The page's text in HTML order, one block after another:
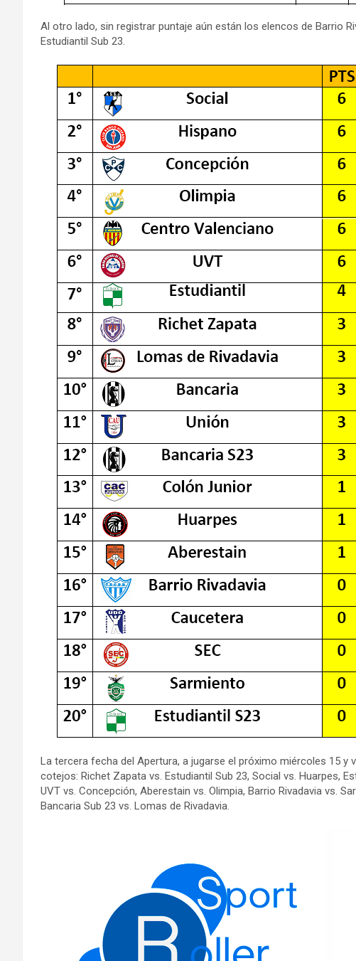
Al otro lado, sin registrar puntaje aún están los elencos de Barrio
Estudiantil Sub 23.
La tercera fecha del Apertura, a jugarse el próximo miércoles 15 y
cotejos: Richet Zapata vs. Estudiantil Sub 23, Social vs. Huarpes,
UVT vs. Concepción, Aberestain vs. Olimpia, Barrio Rivadavia vs.
Bancaria Sub 23 vs. Lomas de Rivadavia.